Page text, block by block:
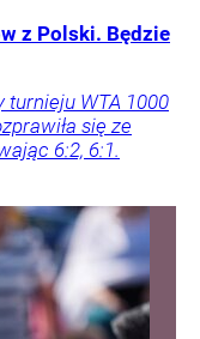
z Polski. Będzie
turnieju WTA 1000
się ze
6:2, 6:1.